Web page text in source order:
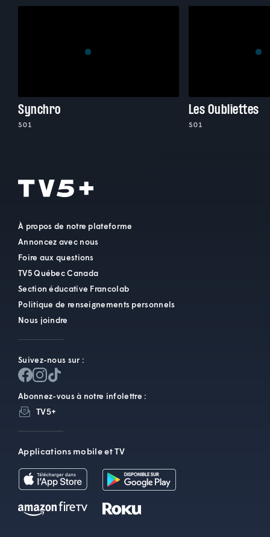
Synchro
S01
Les Oubliettes
S01
À propos de notre plateforme
Annoncez avec nous
Foire aux questions
TV5 Québec Canada
Section éducative Francolab
Politique de renseignements personnels
Nous joindre
Suivez-nous sur :
Abonnez-vous à notre infolettre :
TV5+
Applications mobile et TV